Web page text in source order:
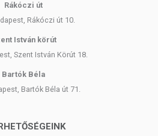
Rákóczi út
Rákóczi út 10.
István körút
Szent István Körút 18.
Bartók Béla
Bartók Béla út 71.